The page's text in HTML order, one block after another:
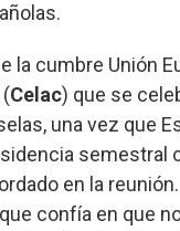
la cumbre Unión
(Celac) que se
una vez que
semestral
en la
confía en que